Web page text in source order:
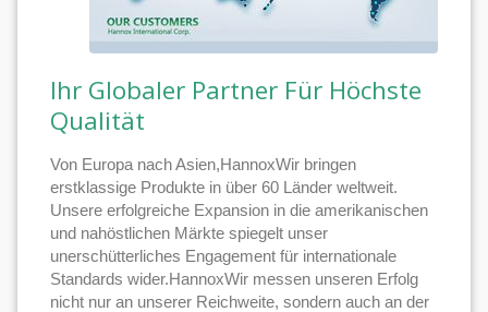
Ihr Globaler Partner Für Höchste
Qualität
Von Europa nach Asien,HannoxWir bringen
erstklassige Produkte in über 60 Länder weltweit.
Unsere erfolgreiche Expansion in die amerikanischen
und nahöstlichen Märkte spiegelt unser
unerschütterliches Engagement für internationale
Standards wider.HannoxWir messen unseren Erfolg
nicht nur an unserer Reichweite, sondern auch an der